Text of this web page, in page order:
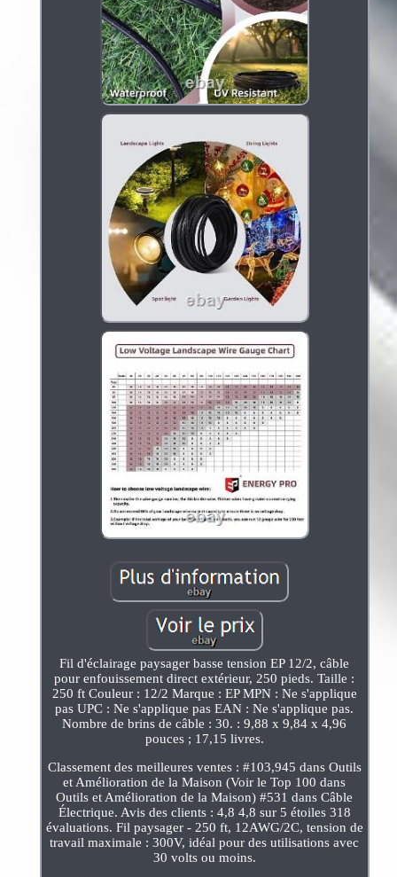
Fil d'éclairage paysager basse tension EP 12/2, câble
pour enfouissement direct extérieur, 250 pieds. Taille :
250 ft Couleur : 12/2 Marque : EP MPN : Ne s'applique
pas UPC : Ne s'applique pas EAN : Ne s'applique pas.
Nombre de brins de câble : 30. : 9,88 x 9,84 x 4,96
pouces ; 17,15 livres.
Classement des meilleures ventes : #103,945 dans Outils
et Amélioration de la Maison (Voir le Top 100 dans
Outils et Amélioration de la Maison) #531 dans Câble
Électrique. Avis des clients : 4,8 4,8 sur 5 étoiles 318
évaluations. Fil paysager - 250 ft, 12AWG/2C, tension de
travail maximale : 300V, idéal pour des utilisations avec
30 volts ou moins.